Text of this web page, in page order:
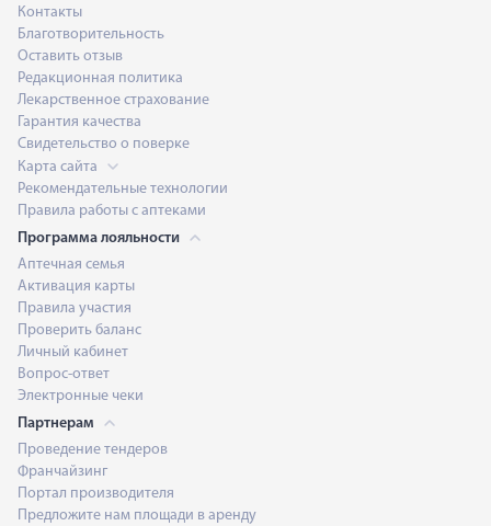
Контакты
Благотворительность
Оставить отзыв
Редакционная политика
Лекарственное страхование
Гарантия качества
Свидетельство о поверке
Карта сайта
Рекомендательные технологии
Правила работы с аптеками
Программа лояльности
Аптечная семья
Активация карты
Правила участия
Проверить баланс
Личный кабинет
Вопрос-ответ
Электронные чеки
Партнерам
Проведение тендеров
Франчайзинг
Портал производителя
Предложите нам площади в аренду